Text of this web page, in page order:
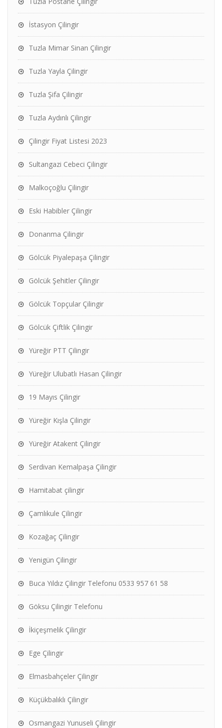
İstasyon Çilingir
Tuzla Mimar Sinan Çilingir
Tuzla Yayla Çilingir
Tuzla Şifa Çilingir
Tuzla Aydınlı Çilingir
Çilingir Fiyat Listesi 2023
Sultangazi Cebeci Çilingir
Malkoçoğlu Çilingir
Eski Habibler Çilingir
Donanma Çilingir
Gölcük Piyalepaşa Çilingir
Gölcük Şehitler Çilingir
Gölcük Topçular Çilingir
Gölcük Çiftlik Çilingir
Yüreğir PTT Çilingir
Yüreğir Ulubatlı Hasan Çilingir
19 Mayıs Çilingir
Yüreğir Kışla Çilingir
Yüreğir Atakent Çilingir
Serdivan Kemalpaşa Çilingir
Hamitabat çilingir
Çamlıkule Çilingir
Kozağaç Çilingir
Yenigün Çilingir
Buca Yıldız Çilingir Telefonu 0533 957 61 58
Göksu Çilingir Telefonu
İkiçeşmelik Çilingir
Ege Çilingir
Elmasbahçeler Çilingir
Küçükbalıklı Çilingir
Osmangazi Yunuseli Çilingir